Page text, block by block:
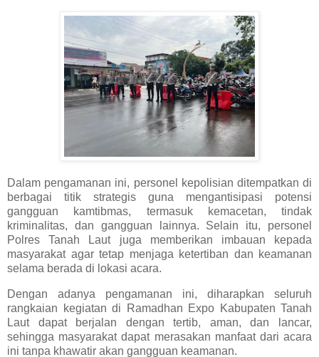
Dalam pengamanan ini, personel kepolisian ditempatkan di
berbagai titik strategis guna mengantisipasi potensi
gangguan kamtibmas, termasuk kemacetan, tindak
kriminalitas, dan gangguan lainnya. Selain itu, personel
Polres Tanah Laut juga memberikan imbauan kepada
masyarakat agar tetap menjaga ketertiban dan keamanan
selama berada di lokasi acara.
Dengan adanya pengamanan ini, diharapkan seluruh
rangkaian kegiatan di Ramadhan Expo Kabupaten Tanah
Laut dapat berjalan dengan tertib, aman, dan lancar,
sehingga masyarakat dapat merasakan manfaat dari acara
ini tanpa khawatir akan gangguan keamanan.